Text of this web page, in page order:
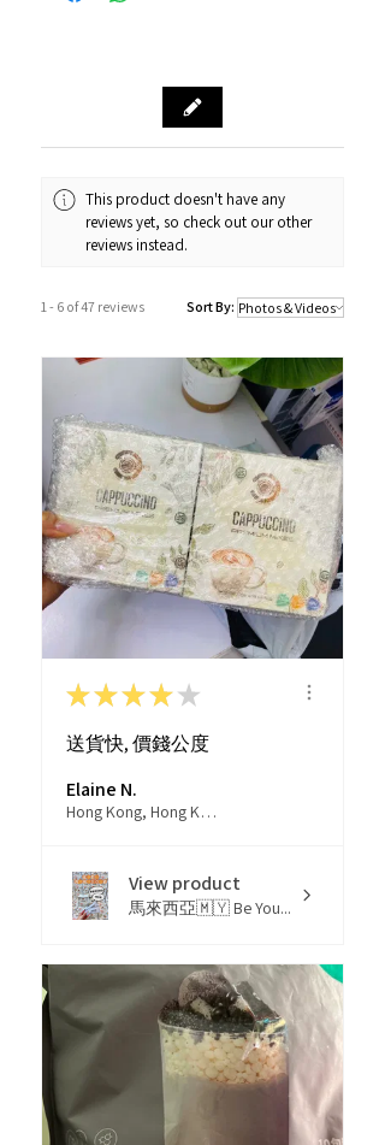
順豐到付/自取點
門市資料：觀塘秀茂坪商場街市74A號
Whatsapp：34811128
訂購及送貨時間
若果商品不幸出現沒有現貨或需要更長
或電話方式通知顧客。
This product doesn't have any
reviews yet, so check out our other
reviews instead.
1 - 6 of 47 reviews Sort By:
★★★★ ★
送貨快, 價錢公度
Elaine N.
Hong Kong, Hong Kong
View product
馬來西亞🇲🇾 Be You...